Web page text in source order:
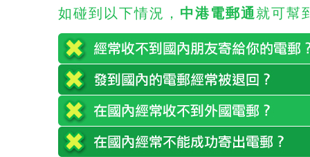
如碰到以下情況， 中港電郵通 就可幫